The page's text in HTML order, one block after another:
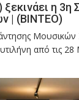
η 3η
| (ΒΙΝΤΕΟ)
από τις 28